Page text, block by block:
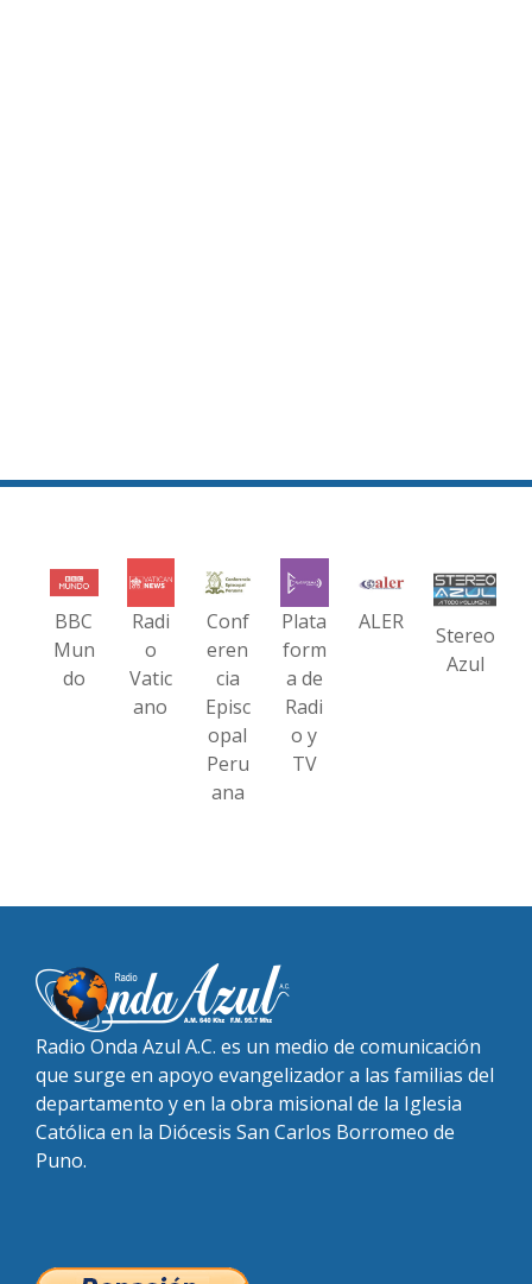
BBC
Mun
do
Radi
o
Vatic
ano
Conf
eren
cia
Episc
opal
Peru
ana
Plata
form
a de
Radi
o y
TV
ALER
Stereo
Azul
Radio Onda Azul A.C. es un medio de comunicación
que surge en apoyo evangelizador a las familias del
departamento y en la obra misional de la Iglesia
Católica en la Diócesis San Carlos Borromeo de
Puno.